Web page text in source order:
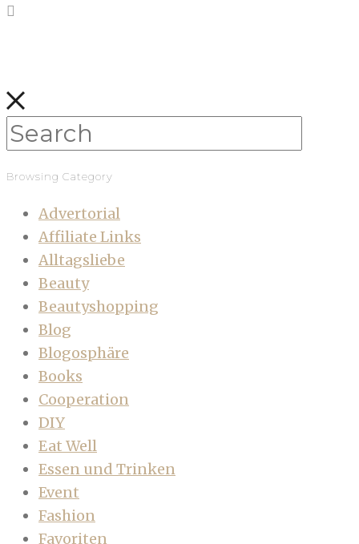
Browsing Category
Advertorial
Affiliate Links
Alltagsliebe
Beauty
Beautyshopping
Blog
Blogosphäre
Books
Cooperation
DIY
Eat Well
Essen und Trinken
Event
Fashion
Favoriten